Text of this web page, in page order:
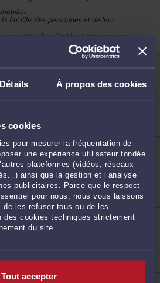
Détails À propos des cookies
cookies
pour mesurer la fréquentation de
une expérience utilisateur fondée
plateformes (vidéos, réseaux
ainsi que la gestion et l’analyse
publicitaires. Parce que le respect
pour nous, nous vous laissons
les refuser tous ou de les
des cookies techniques strictement
du site.
Tout accepter
famille, des personnes et de leur
garanties, des sûretés et des mesures
AKABA
route de Darnétal 76230 BOIS
DEVILLERS-LANGLOIS
76000 ROUEN
famille, des personnes et de leur
des affaires et de la concurrence
VATTIER-DEMEILLIERS
Lô 76000 ROUEN
famille, divorce, séparation
général